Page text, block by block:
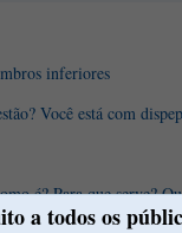
a todos os
inferiores
Você está com
é? Para que serve?